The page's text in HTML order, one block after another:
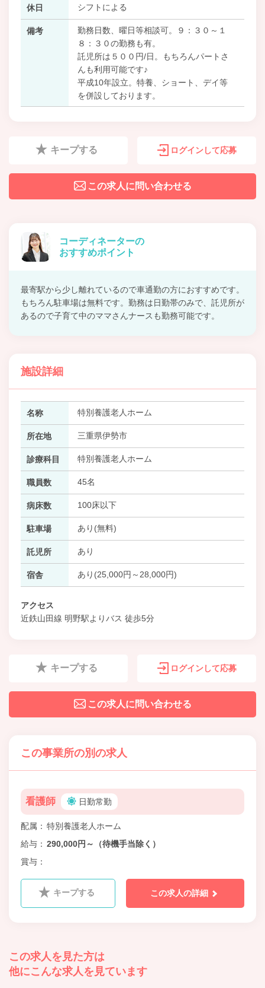
休日 シフトによる
備考
勤務日数、曜日等相談可。９：３０～１
８：３０の勤務も有。
託児所は５００円/日。もちろんパートさ
んも利用可能です♪
平成10年設立。特養、ショート、デイ等
を併設しております。
キープする ログインして応募
この求人に問い合わせる
コーディネーターの
おすすめポイント
最寄駅から少し離れているので車通勤の方におすすめです。
もちろん駐車場は無料です。勤務は日勤帯のみで、託児所が
あるので子育て中のママさんナースも勤務可能です。
施設詳細
名称 特別養護老人ホーム
所在地 三重県伊勢市
診療科目 特別養護老人ホーム
職員数 45名
病床数 100床以下
駐車場 あり(無料)
託児所 あり
宿舎 あり(25,000円～28,000円)
アクセス
近鉄山田線 明野駅よりバス 徒歩5分
キープする ログインして応募
この求人に問い合わせる
この事業所の別の求人
看護師 日勤常勤
配属
特別養護老人ホーム
給与
290,000円～（待機手当除く）
賞与
キープする この求人の詳細
この求人を見た方は
他にこんな求人を見ています